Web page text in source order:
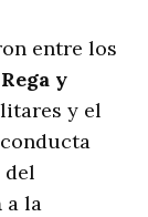
entre los
y
y el
del
a la